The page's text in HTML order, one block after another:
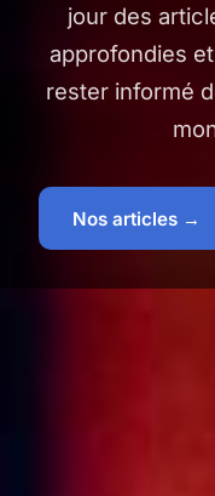
jour des
approfondies
rester informé
Nos articles →